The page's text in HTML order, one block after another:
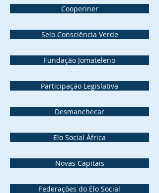
Cooperiner
Selo Consciência Verde
Fundação Jomateleno
Participação Legislativa
Desmanchecar
Elo Social África
Novas Capitais
Federações do Elo Social